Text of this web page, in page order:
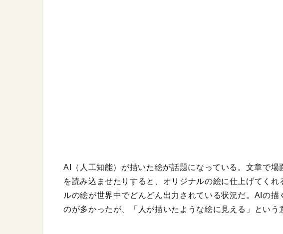
AI（人工知能）が描いた絵が話題になっている。文章で
を読み込ませたりすると、オリジナルの絵に仕上げてく
ルの絵が世界中でどんどん出力されている状況だ。AIの
のが多かったが、「人が描いたような絵に見える」という